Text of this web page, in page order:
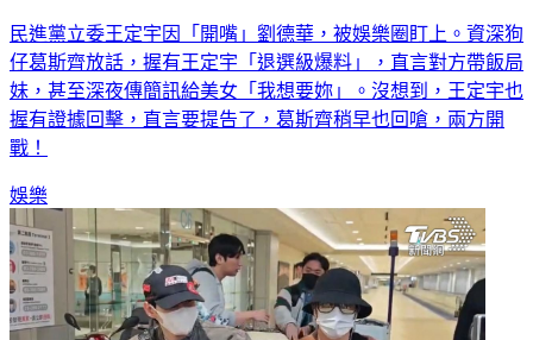
民進黨立委王定宇因「開嘴」劉德華，被娛樂圈盯上。資深狗
仔葛斯齊放話，握有王定宇「退選級爆料」，直言對方帶飯局
妹，甚至深夜傳簡訊給美女「我想要妳」。沒想到，王定宇也
握有證據回擊，直言要提告了，葛斯齊稍早也回嗆，兩方開
娛樂